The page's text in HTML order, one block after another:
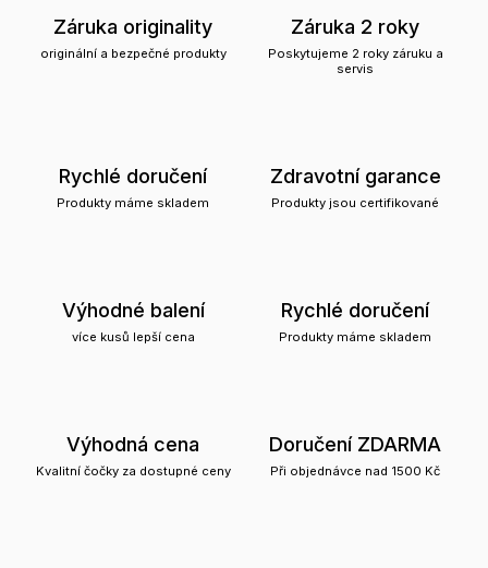
Záruka originality
originální a bezpečné produkty
Záruka 2 roky
Poskytujeme 2 roky záruku a
servis
Rychlé doručení
Produkty máme skladem
Zdravotní garance
Produkty jsou certifikované
Výhodné balení
více kusů lepší cena
Rychlé doručení
Produkty máme skladem
Výhodná cena
Kvalitní čočky za dostupné ceny
Doručení ZDARMA
Při objednávce nad 1500 Kč